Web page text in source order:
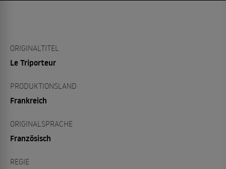
ORIGINALTITEL
Le Triporteur
PRODUKTIONSLAND
Frankreich
ORIGINALSPRACHE
Französisch
REGIE